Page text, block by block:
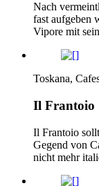
Nach
fast aufgeben
Vipore mit
Toskana,
Il Frantoio
Il Frantoio
Gegend von
nicht mehr